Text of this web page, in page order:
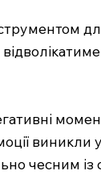
виникли
чесним із